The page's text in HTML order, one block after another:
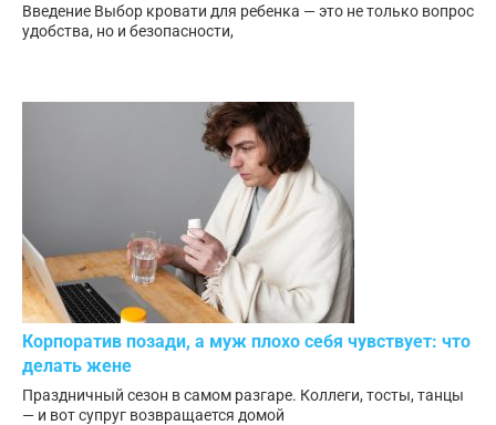
Введение Выбор кровати для ребенка — это не только вопрос
удобства, но и безопасности,
Корпоратив позади, а муж плохо себя чувствует: что
делать жене
Праздничный сезон в самом разгаре. Коллеги, тосты, танцы
— и вот супруг возвращается домой